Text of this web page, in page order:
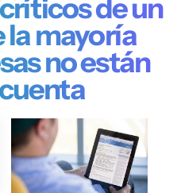
de un
la mayoría
no están